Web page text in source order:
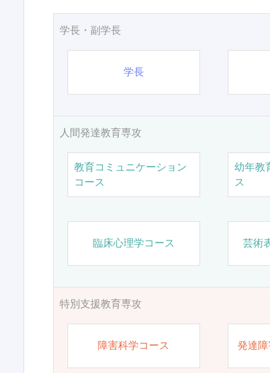
学長・副学長
学長
人間発達教育専攻
教育コミュニケーション
コース
幼年教
ス
臨床心理学コース 芸術
特別支援教育専攻
障害科学コース 発達